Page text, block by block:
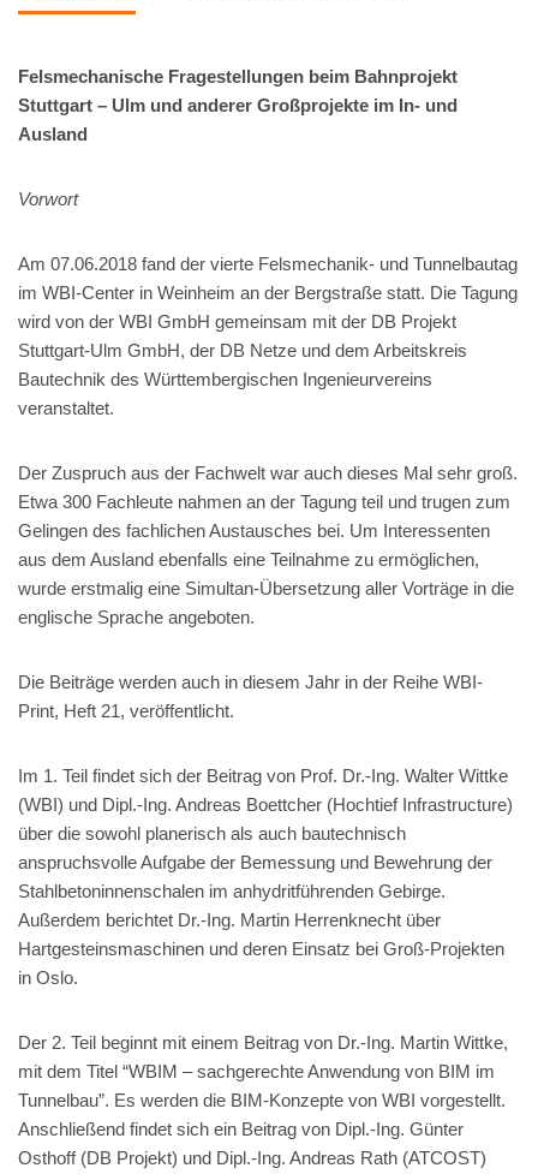
Felsmechanische Fragestellungen beim Bahnprojekt
Stuttgart – Ulm und anderer Großprojekte im In- und
Ausland
Vorwort
Am 07.06.2018 fand der vierte Felsmechanik- und Tunnelbautag
im WBI-Center in Weinheim an der Bergstraße statt. Die Tagung
wird von der WBI GmbH gemeinsam mit der DB Projekt
Stuttgart-Ulm GmbH, der DB Netze und dem Arbeitskreis
Bautechnik des Württembergischen Ingenieurvereins
veranstaltet.
Der Zuspruch aus der Fachwelt war auch dieses Mal sehr groß.
Etwa 300 Fachleute nahmen an der Tagung teil und trugen zum
Gelingen des fachlichen Austausches bei. Um Interessenten
aus dem Ausland ebenfalls eine Teilnahme zu ermöglichen,
wurde erstmalig eine Simultan-Übersetzung aller Vorträge in die
englische Sprache angeboten.
Die Beiträge werden auch in diesem Jahr in der Reihe WBI-
Print, Heft 21, veröffentlicht.
Im 1. Teil findet sich der Beitrag von Prof. Dr.-Ing. Walter Wittke
(WBI) und Dipl.-Ing. Andreas Boettcher (Hochtief Infrastructure)
über die sowohl planerisch als auch bautechnisch
anspruchsvolle Aufgabe der Bemessung und Bewehrung der
Stahlbetoninnenschalen im anhydritführenden Gebirge.
Außerdem berichtet Dr.-Ing. Martin Herrenknecht über
Hartgesteinsmaschinen und deren Einsatz bei Groß-Projekten
in Oslo.
Der 2. Teil beginnt mit einem Beitrag von Dr.-Ing. Martin Wittke,
mit dem Titel “WBIM – sachgerechte Anwendung von BIM im
Tunnelbau”. Es werden die BIM-Konzepte von WBI vorgestellt.
Anschließend findet sich ein Beitrag von Dipl.-Ing. Günter
Osthoff (DB Projekt) und Dipl.-Ing. Andreas Rath (ATCOST)